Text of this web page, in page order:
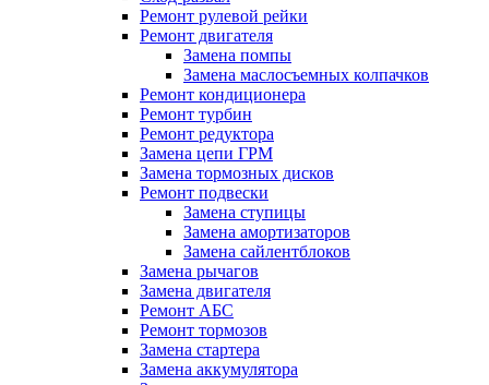
Ремонт рулевой рейки
Ремонт двигателя
Замена помпы
Замена маслосъемных колпачков
Ремонт кондиционера
Ремонт турбин
Ремонт редуктора
Замена цепи ГРМ
Замена тормозных дисков
Ремонт подвески
Замена ступицы
Замена амортизаторов
Замена сайлентблоков
Замена рычагов
Замена двигателя
Ремонт АБС
Ремонт тормозов
Замена стартера
Замена аккумулятора